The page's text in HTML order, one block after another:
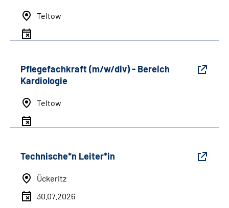
Teltow
Pflegefachkraft (m/w/div) - Bereich
Kardiologie
Teltow
Technische*n Leiter*in
Ückeritz
30.07.2026